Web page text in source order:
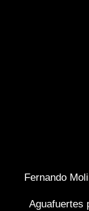
Fernando
Aguafuertes